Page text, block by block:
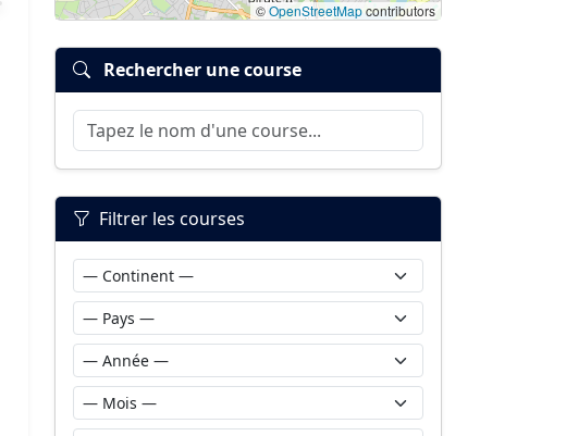
©OpenStreetMapcontributors
Rechercher une course
Filtrer les courses